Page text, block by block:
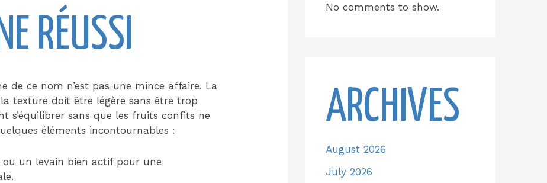
RÉUSSI
de ce nom n’est pas une mince affaire. La
texture doit être légère sans être trop
s’équilibrer sans que les fruits confits ne
éléments incontournables :
ou un levain bien actif pour une
No comments to show.
ARCHIVES
August 2026
July 2026